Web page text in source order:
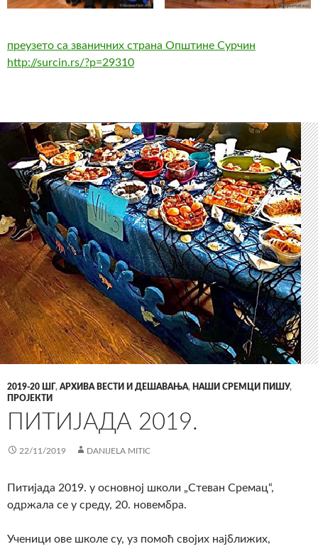
преузето са званичних страна Општине Сурчин
http://surcin.rs/?p=29310
2019-20 ШГ, АРХИВА ВЕСТИ И ДЕШАВАЊА, НАШИ СРЕМЦИ ПИШУ,
ПРОЈЕКТИ
ПИТИЈАДА 2019.
22/11/2019 DANIJELA MITIC
Питијада 2019. у основној школи „Стеван Сремац“,
одржала се у среду, 20. новембра.
Ученици ове школе су, уз помоћ својих најближих,